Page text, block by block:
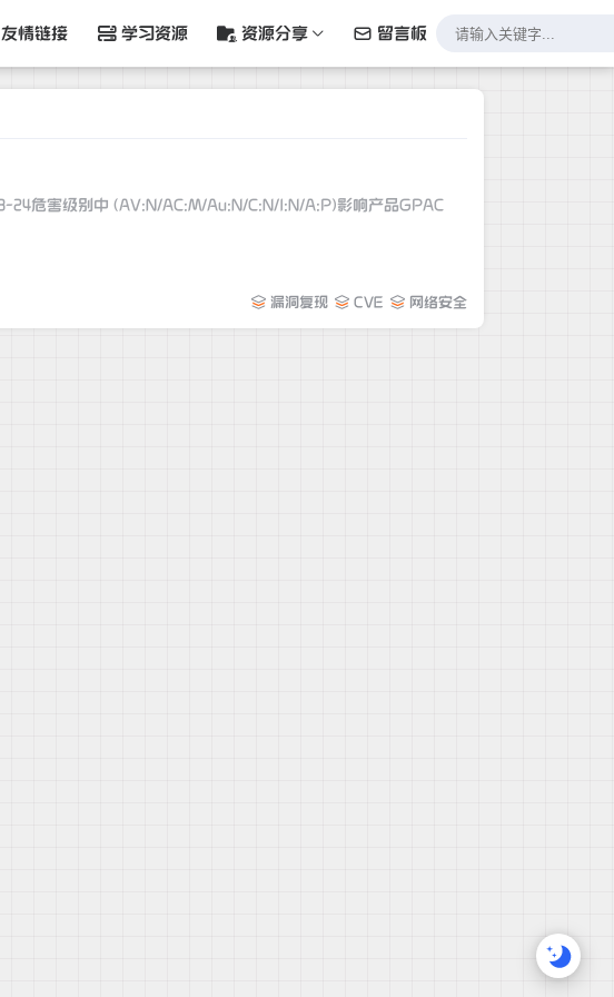
友情链接 学习资源 资源分享 留言板
漏洞复现 CVE 网络安全